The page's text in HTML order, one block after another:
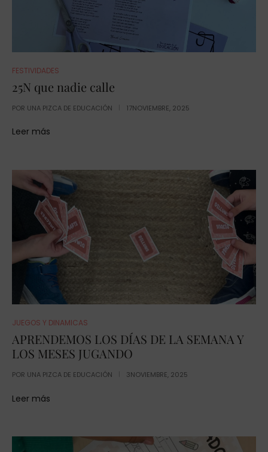
FESTIVIDADES
25N que nadie calle
POR UNA PIZCA DE EDUCACIÓN 17NOVIEMBRE, 2025
Leer más
JUEGOS Y DINAMICAS
APRENDEMOS LOS DÍAS DE LA SEMANA Y
LOS MESES JUGANDO
POR UNA PIZCA DE EDUCACIÓN 3NOVIEMBRE, 2025
Leer más